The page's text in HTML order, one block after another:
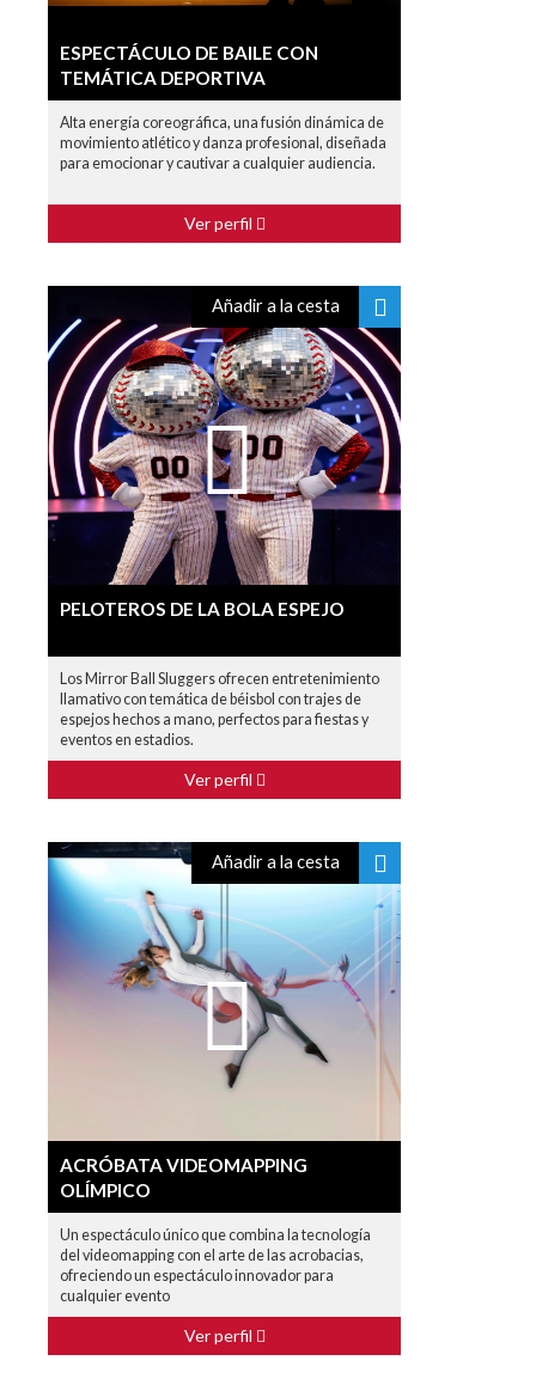
ESPECTÁCULO DE BAILE CON
TEMÁTICA DEPORTIVA
Alta energía coreográfica, una fusión dinámica de
movimiento atlético y danza profesional, diseñada
para emocionar y cautivar a cualquier audiencia.
Ver perfil
Añadir a la cesta
PELOTEROS DE LA BOLA ESPEJO
Los Mirror Ball Sluggers ofrecen entretenimiento
llamativo con temática de béisbol con trajes de
espejos hechos a mano, perfectos para fiestas y
eventos en estadios.
Ver perfil
Añadir a la cesta
ACRÓBATA VIDEOMAPPING
OLÍMPICO
Un espectáculo único que combina la tecnología
del videomapping con el arte de las acrobacias,
ofreciendo un espectáculo innovador para
cualquier evento
Ver perfil